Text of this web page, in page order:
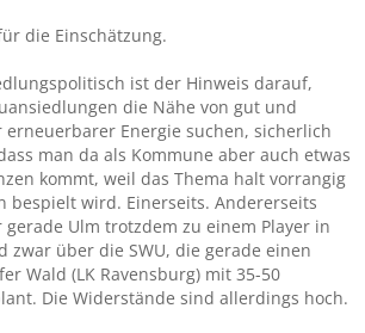
die Einschätzung.
ist der Hinweis darauf,
die Nähe von gut und
Energie suchen, sicherlich
man da als Kommune aber auch etwas
kommt, weil das Thema halt vorrangig
bespielt wird. Einerseits. Andererseits
Ulm trotzdem zu einem Player in
zwar über die SWU, die gerade einen
Wald (LK Ravensburg) mit 35-50
Die Widerstände sind allerdings hoch.